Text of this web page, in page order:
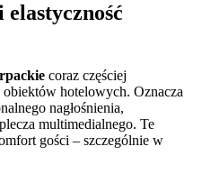
elastyczność
coraz częściej
hotelowych. Oznacza
nagłośnienia,
multimedialnego. Te
gości – szczególnie w